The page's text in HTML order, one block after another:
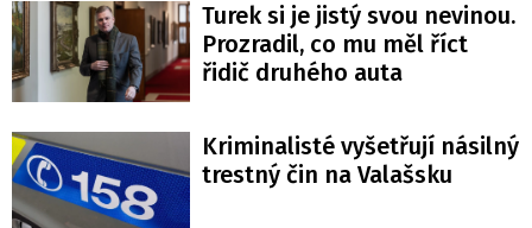
Turek si je jistý svou nevinou.
Prozradil, co mu měl říct
řidič druhého auta
Kriminalisté vyšetřují násilný
trestný čin na Valašsku